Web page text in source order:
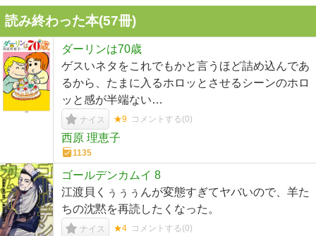
読み終わった本(57冊)
ダーリンは70歳
ゲスいネタをこれでもかと言うほど詰め込んであ
るから、たまに入るホロッとさせるシーンのホロ
ッと感が半端ない…
ナイス ★9 コメントする(0)
西原 理恵子
1135
ゴールデンカムイ 8
江渡貝くぅぅぅんが変態すぎてヤバいので、羊た
ちの沈黙を再読したくなった。
ナイス ★4 コメントする(0)